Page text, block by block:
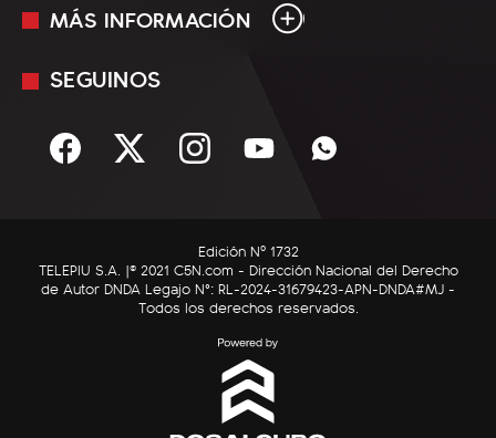
En Vivo
Sociedad
C5N Autos
RatingCero
MÁS INFORMACIÓN
Mediakit
Términos y condiciones
SEGUINOS
Edición Nº 1732
TELEPIU S.A. |© 2021 C5N.com - Dirección Nacional del Derecho
de Autor DNDA Legajo N°: RL-2024-31679423-APN-DNDA#MJ -
Todos los derechos reservados.